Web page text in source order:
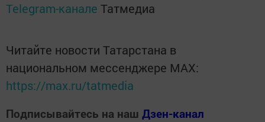
Telegram-канале Татмедиа
Читайте новости Татарстана в
национальном мессенджере MАХ:
https://max.ru/tatmedia
Подписывайтесь на наш Дзен-канал